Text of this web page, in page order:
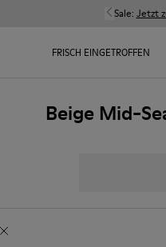
Sale: Jetzt
FRISCH EINGETROFFEN
Beige Mid-